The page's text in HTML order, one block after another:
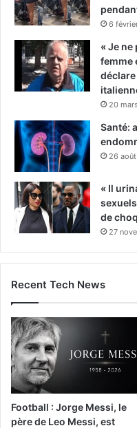
6
« Je
femme
20
Santé:
26
« Il
de
27
Recent Tech News
Football : Jorge Messi, le
père de Leo Messi, est